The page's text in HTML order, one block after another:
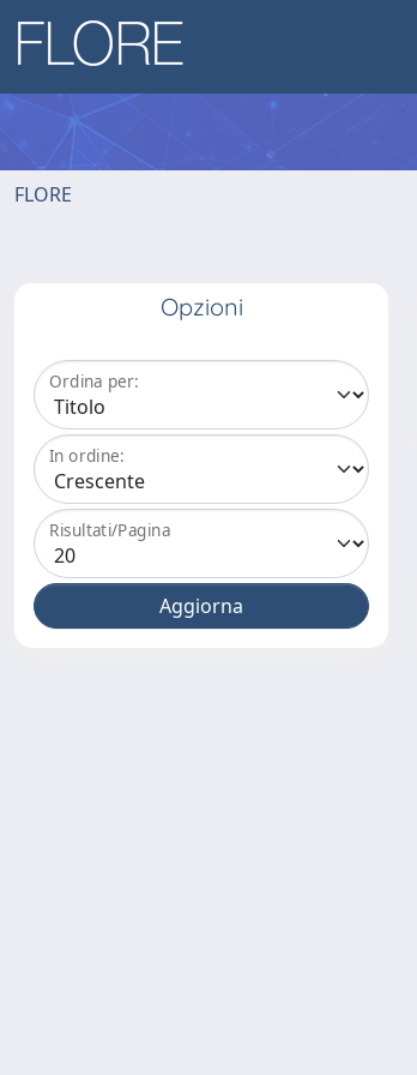
FLORE
Opzioni
Ordina per:
In ordine:
Risultati/Pagina